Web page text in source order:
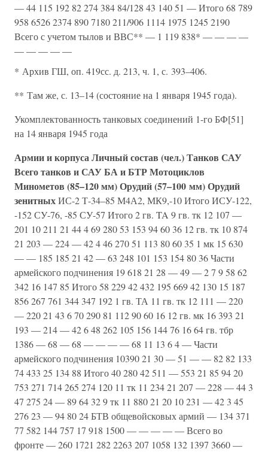
— 44 115 192 82 274 384 84/128 43 140 51 — Итого 68 789
958 6526 2374 890 7180 211/906 1114 1975 1245 2190
Всего с учетом тылов и ВВС** — 1 119 838* — — — —
— — — — —
* Архив ГШ, оп. 419сс. д. 213, ч. 1, с. 393–406.
** Там же, с. 13–14 (состояние на 1 января 1945 года).
Укомплектованность танковых соединений 1-го БФ[51]
на 14 января 1945 года
Армии и корпусаЛичный состав (чел.)Танков САУ
Всего танков и САУБА и БТРМотоциклов
Минометов (85–120 мм)Орудий (57–100 мм)Орудий
зенитныхИС-2 Т-34–85 М4А2, МК9,-10 Итого ИСУ-122,
-152 СУ-76, -85 СУ-57 Итого 2 гв. TA 9 гв. тк 12 107 —
201 10 211 21 44 4 69 280 53 153 94 60 36 12 гв. тк 10 874
21 203 — 224 — 42 4 46 270 51 113 80 60 35 1 мк 15 630
— — 185 185 21 42 — 63 248 101 153 154 80 36 Части
армейского подчинения 19 618 21 28 — 49 — 2 7 9 58 62
342 16 147 85 Итого 58 229 42 432 195 669 42 130 15 187
856 267 761 344 347 192 1 гв. ТА 11 гв. тк 12 111 — 220
— 220 21 43 6 70 290 81 112 90 60 16 12 гв. мк 16 393 21
193 — 214 — 42 6 48 262 105 156 144 76 16 64 гв. тбр
1386 — 68 — 68 — — — — 68 11 13 6 4 — Части
армейского подчинения 10390 21 30 — 51 — — 82 82 133
74 433 25 134 88 Итого 40 280 42 511 — 553 21 85 94 20
753 271 714 265 274 120 11 тк 11 234 21 207 — 228 — 44 3
47 275 24 — 89 64 32 9 тк 11 880 21 20 10 231 — 42 3 45
276 23 — 94 80 24 БТВ общевойсковых армий — 134 371
77 582 144 757 17 918 1500 — — — — — Всего во
фронте — 260 1721 282 2263 207 1058 132 1397 3660 —